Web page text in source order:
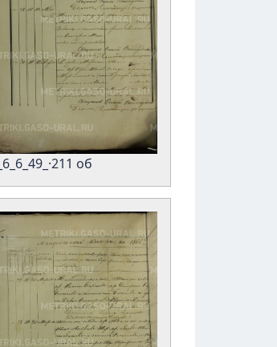
об